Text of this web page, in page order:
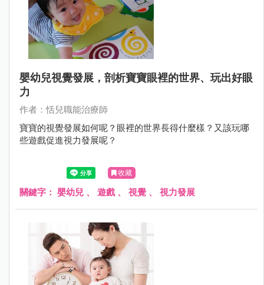
嬰幼兒視覺發展，剖析寶寶眼裡的世界、玩出好眼
力
作者：恬兒職能治療師
寶寶的視覺發展如何呢？眼裡的世界長得什麼樣？又該玩哪
些遊戲促進視力發展呢？
收藏
關鍵字： 嬰幼兒 、 遊戲、 視覺 、 視力發展